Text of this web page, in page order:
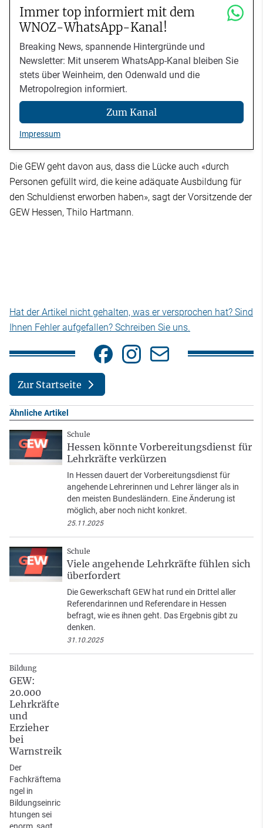
Immer top informiert mit dem
WNOZ-WhatsApp-Kanal!
Breaking News, spannende Hintergründe und
Newsletter: Mit unserem WhatsApp-Kanal bleiben Sie
stets über Weinheim, den Odenwald und die
Metropolregion informiert.
Zum Kanal
Impressum
Die GEW geht davon aus, dass die Lücke auch «durch
Personen gefüllt wird, die keine adäquate Ausbildung für
den Schuldienst erworben haben», sagt der Vorsitzende der
GEW Hessen, Thilo Hartmann.
Hat der Artikel nicht gehalten, was er versprochen hat? Sind
Ihnen Fehler aufgefallen? Schreiben Sie uns.
Zur Startseite
Ähnliche Artikel
Schule
Hessen könnte Vorbereitungsdienst für
Lehrkräfte verkürzen
In Hessen dauert der Vorbereitungsdienst für
angehende Lehrerinnen und Lehrer länger als in
den meisten Bundesländern. Eine Änderung ist
möglich, aber noch nicht konkret.
25.11.2025
Schule
Viele angehende Lehrkräfte fühlen sich
überfordert
Die Gewerkschaft GEW hat rund ein Drittel aller
Referendarinnen und Referendare in Hessen
befragt, wie es ihnen geht. Das Ergebnis gibt zu
denken.
31.10.2025
Bildung
GEW:
20.000
Lehrkräfte
und
Erzieher
bei
Warnstreik
Der
Fachkräftema
ngel in
Bildungseinric
htungen sei